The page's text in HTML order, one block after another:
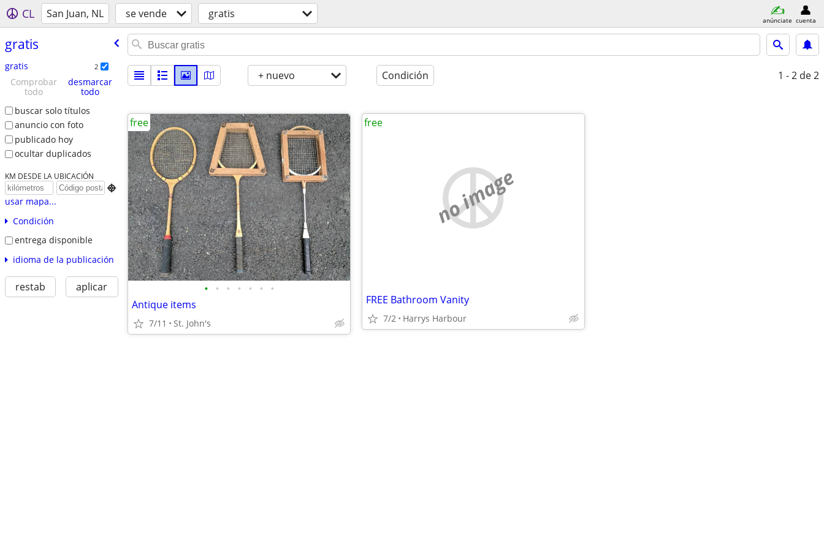
CL San Juan, NL se vende gratis anúnciate cuenta
gratis
gratis 2
Comprobar
todo
desmarcar
todo
buscar solo títulos
anuncio con foto
publicado hoy
ocultar duplicados
KM DESDE LA UBICACIÓN

usar mapa...
Condición
entrega disponible
idioma de la publicación
restab aplicar
+ nuevo Condición 1 - 2 de 2
• • • • • • •
Antique items
7/11 St. John's
free
no image
FREE Bathroom Vanity
7/2 Harrys Harbour
free